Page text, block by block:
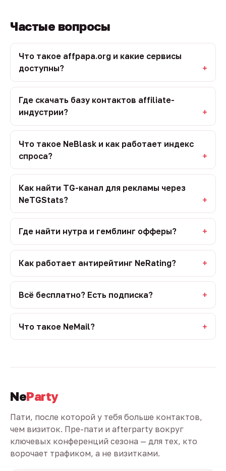
Частые вопросы
Что такое affpapa.org и какие сервисы
доступны?
Где скачать базу контактов affiliate-
индустрии?
Что такое NeBlask и как работает индекс
спроса?
Как найти TG-канал для рекламы через
NeTGStats?
Где найти нутра и гемблинг офферы?
Как работает антирейтинг NeRating?
Всё бесплатно? Есть подписка?
Что такое NeMail?
NeParty
Пати, после которой у тебя больше контактов,
чем визиток. Пре-пати и afterparty вокруг
ключевых конференций сезона — для тех, кто
ворочает трафиком, а не визитками.